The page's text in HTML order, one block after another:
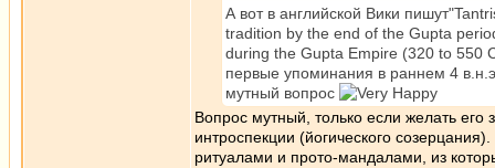
А вот в английской Вики
tradition by the end of the Gupta
during the Gupta Empire (320 to 550
первые упоминания в раннем 4
мутный вопрос
Вопрос мутный, только если желать
интроспекции (йогического
ритуалами и прото-мандалами, из